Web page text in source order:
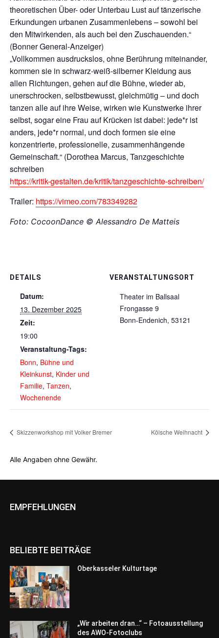
theoretischen Über- oder Unterbau Lust auf tänzerische
Erkundungen urbanen Zusammenlebens – sowohl bei
den Mitwirkenden, als auch bei den Zuschauenden.“
(Bonner General-Anzeiger)
„Vollkommen ausdruckslos, ohne Berührung miteinander,
kommen sie in schwarz-weiß-silberner Kleidung aus
allen Richtungen, gehen auf die Bühne, wieder ab,
unerschrocken, selbstbewusst, gleichmütig – und doch
tanzen alle auf ihre Weise, wirken wie Kunstwerke ihrer
selbst, sogar eine Frau auf Krücken ist dabei: jede*r ist
anders, jede*r normal, und doch formen sie eine
konzentrierte, professionelle, zusammenhängende
Gemeinschaft.“ (Dorothea Marcus, Tanzgeschichte
schreiben
https://kritik-gestalten.de/kritik/tanzgeschichte-schreiben/
Trailer: https://vimeo.com/783349282
Foto: CocoonDance © Alessandro De Matteis
DETAILS
Datum:
13. Dezember 2025
Zeit:
19:00
Veranstaltung-Tags:
Bonn, Bühne und
Kleinkunst, Kinder und
Familie, Tanzen,
Wochenende
VERANSTALTUNGSORT
Theater im Ballsaal
Frongasse 9
Bonn-Endenich, 53121
Skizzenworkshop mit Volker Bremer Kölsche Weihnacht
Alle Angaben ohne Gewähr.
EMPFEHLUNGEN
BELIEBTE BEITRÄGE
Oberkasseler Kulturtage
„Wir arbeiten dran…“ – Fotoausstellung
des AWO-Fotoclubs